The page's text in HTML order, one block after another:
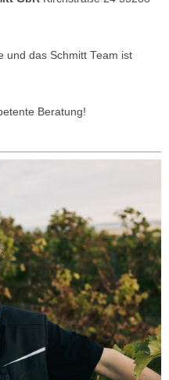
und das Schmitt Team ist
Beratung!